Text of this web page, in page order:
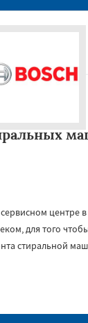
центре
для того
стиральной